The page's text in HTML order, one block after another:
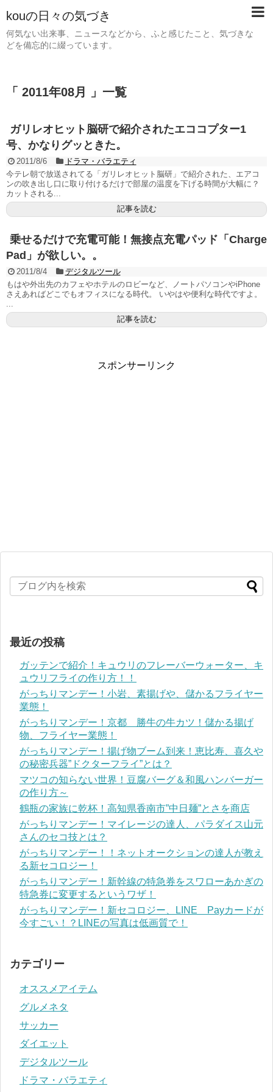
kouの日々の気づき
何気ない出来事、ニュースなどから、ふと感じたこと、気づきな
どを備忘的に綴っています。
「 2011年08月 」一覧
ガリレオヒット脳研で紹介されたエココプター1
号、かなりグッときた。
2011/8/6
ドラマ・バラエティ
今テレ朝で放送されてる「ガリレオヒット脳研」で紹介された、エアコ
ンの吹き出し口に取り付けるだけで部屋の温度を下げる時間が大幅に？
カットされる...
記事を読む
乗せるだけで充電可能！無接点充電パッド「Charge
Pad」が欲しい。。
2011/8/4
デジタルツール
もはや外出先のカフェやホテルのロビーなど、ノートパソコンやiPhone
さえあればどこでもオフィスになる時代。 いやはや便利な時代ですよ。
記事を読む
スポンサーリンク
最近の投稿
ガッテンで紹介！キュウリのフレーバーウォーター、キ
ュウリフライの作り方！！
がっちりマンデー！小岩、素揚げや、儲かるフライヤー
業態！
がっちりマンデー！京都 勝牛の牛カツ！儲かる揚げ
物、フライヤー業態！
がっちりマンデー！揚げ物ブーム到来！恵比寿、喜久や
の秘密兵器”ドクターフライ”とは？
マツコの知らない世界！豆腐バーグ＆和風ハンバーガー
の作り方～
鶴瓶の家族に乾杯！高知県香南市”中日麺”とさを商店
がっちりマンデー！マイレージの達人、パラダイス山元
さんのセコ技とは？
がっちりマンデー！！ネットオークションの達人が教え
る新セコロジー！
がっちりマンデー！新幹線の特急券をスワローあかぎの
特急券に変更するというワザ！
がっちりマンデー！新セコロジー、LINE Payカードが
今すごい！？LINEの写真は低画質で！
カテゴリー
オススメアイテム
グルメネタ
サッカー
ダイエット
デジタルツール
ドラマ・バラエティ